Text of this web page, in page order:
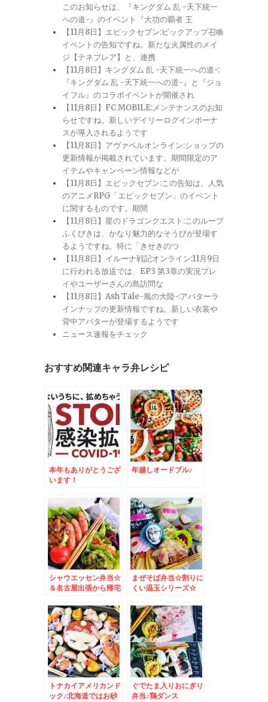
このお知らせは、『キングダム 乱 -天下統一
への道-』のイベント『大功の覇者 王
【11月8日】エピックセブン:ピックアップ召喚
イベントの告知ですね。新たな火属性のメイ
ジ【テネブレア】と、連携
【11月8日】キングダム 乱 -天下統一への道-:
『キングダム 乱 -天下統一への道-』と『ジョ
イフル』のコラボイベントが開催され
【11月8日】FC MOBILE:メンテナンスのお知
らせですね。新しいデイリーログインボーナ
スが導入されるようです
【11月8日】アヴァベルオンライン:ショップの
更新情報が掲載されています。期間限定のア
イテムやキャンペーン情報などが
【11月8日】エピックセブン:この告知は、人気
のアニメRPG「エピックセブン」のイベント
に関するものです。期間
【11月8日】星のドラゴンクエスト:このループ
ふくびきは、かなり魅力的なそうびが登場す
るようですね。特に「きせきのつ
【11月8日】イルーナ戦記オンライン:11月9日
に行われる放送では、EP3 第3章の実況プレ
イやユーザーさんの島訪問な
【11月8日】Ash Tale-風の大陸-:アバターラ
インナップの更新情報ですね。新しい衣装や
背中アバターが登場するようです
ニュース速報をチェック
おすすめ関連キャラ弁レシピ
本年もありがとうござ
います！
年越しオードブル♪
シャウエッセン弁当☆
＆名古屋出張から帰宅
まぜそば弁当☆割りに
くい温玉シリーズ☆
トナカイアメリカンド
ック♪北海道ではお砂
ぐでたま入りおにぎり
弁当♪鶏ダンス